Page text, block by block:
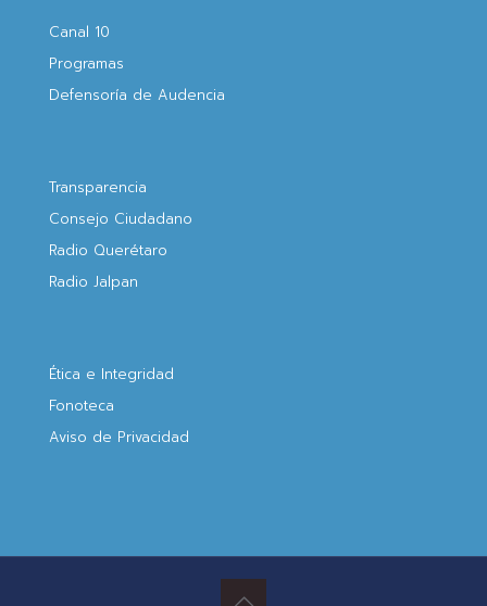
Canal 10
Programas
Defensoría de Audencia
Transparencia
Consejo Ciudadano
Radio Querétaro
Radio Jalpan
Ética e Integridad
Fonoteca
Aviso de Privacidad